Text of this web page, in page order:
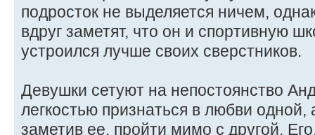
подросток не выделяется ничем,
вдруг заметят, что он и спортивную
устроился лучше своих сверстников.
Девушки сетуют на непостоянство
легкостью признаться в любви
заметив ее, пройти мимо с другой.